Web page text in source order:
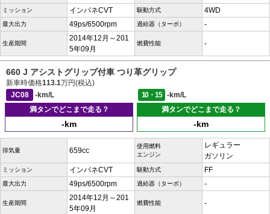
ミッション インパネCVT 駆動方式 4WD
最大出力 49ps/6500rpm 過給器（ターボ） -
生産期間
2014年12月～201
5年09月
燃費性能 -
660 J アシストグリップ付車 つり革グリップ
新車時価格113.1万円(税込)
JC08
-km/L 10・15
-km/L
満タンでどこまで走る？
-km
満タンでどこまで走る？
-km
排気量 659cc
使用燃料
エンジン
レギュラー
ガソリン
ミッション インパネCVT 駆動方式 FF
最大出力 49ps/6500rpm 過給器（ターボ） -
生産期間
2014年12月～201
5年09月
燃費性能 -